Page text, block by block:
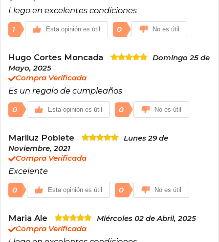
Llego en excelentes condiciones
1 Esta opinión es útil 0 No es útil
Hugo Cortes Moncada
Domingo 25 de
Mayo, 2025
Compra Verificada
Es un regalo de cumpleaños
0 Esta opinión es útil 0 No es útil
Mariluz Poblete
Lunes 29 de
Noviembre, 2021
Compra Verificada
Excelente
0 Esta opinión es útil 0 No es útil
Maria Ale
Miércoles 02 de Abril, 2025
Compra Verificada